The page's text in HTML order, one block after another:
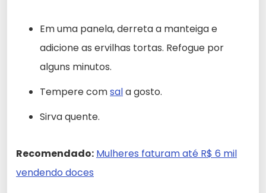
Em uma panela, derreta a manteiga e
adicione as ervilhas tortas. Refogue por
alguns minutos.
Tempere comsala gosto.
Sirva quente.
Recomendado: Mulheres faturam até R$ 6 mil
vendendo doces